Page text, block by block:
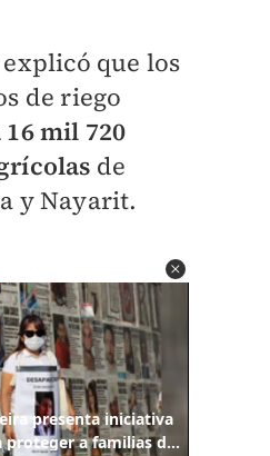
que los
de riego
mil 720
de
y Nayarit.